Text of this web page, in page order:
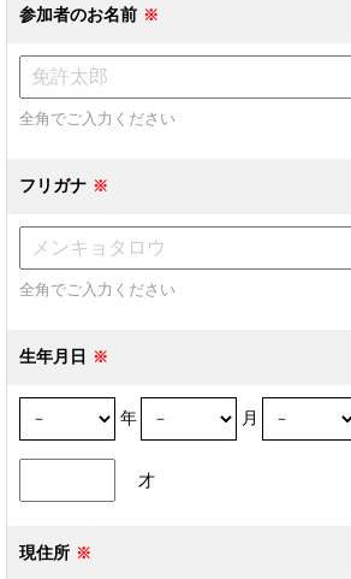
参加者のお名前
全角でご入力ください
フリガナ
全角でご入力ください
生年月日
年 月
才
現住所